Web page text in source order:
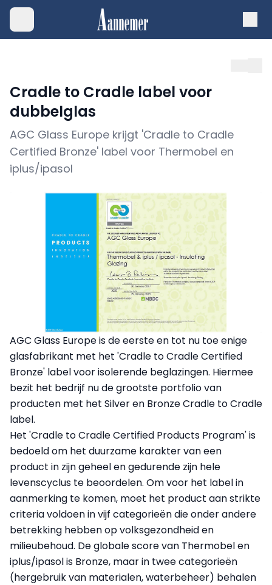
Cradle to Cradle label voor
dubbelglas
AGC Glass Europe krijgt 'Cradle to Cradle
Certified Bronze' label voor Thermobel en
iplus/ipasol
AGC Glass Europe is de eerste en tot nu toe enige
glasfabrikant met het 'Cradle to Cradle Certified
Bronze' label voor isolerende beglazingen. Hiermee
bezit het bedrijf nu de grootste portfolio van
producten met het Silver en Bronze Cradle to Cradle
label.
Het 'Cradle to Cradle Certified Products Program' is
bedoeld om het duurzame karakter van een
product in zijn geheel en gedurende zijn hele
levenscyclus te beoordelen. Om voor het label in
aanmerking te komen, moet het product aan strikte
criteria voldoen in vijf categorieën die onder andere
betrekking hebben op volksgezondheid en
milieubehoud. De globale score van Thermobel en
iplus/ipasol is Bronze, maar in twee categorieën
(hergebruik van materialen, waterbeheer) behalen